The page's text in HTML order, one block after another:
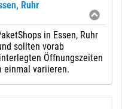
Ruhr
in Essen, Ruhr
sollten vorab
Öffnungszeiten
einmal variieren.